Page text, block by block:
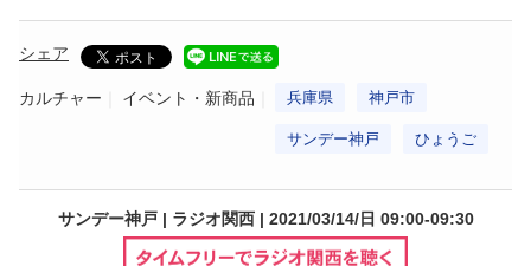
シェア
カルチャー イベント・新商品 兵庫県 神戸市
サンデー神戸 ひょうご
サンデー神戸 | ラジオ関西 | 2021/03/14/日 09:00-09:30